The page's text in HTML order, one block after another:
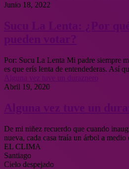
Junio 18, 2022
Por: Sucu La Lenta Mi padre siempre
es que erís lenta de entendederas. Así
Abril 19, 2020
De mi niñez recuerdo que cuando
nueva, cada casa traía un árbol a
EL CLIMA
Santiago
Cielo despejado